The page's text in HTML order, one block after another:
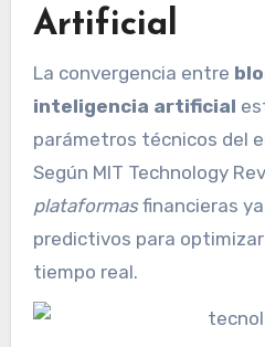
Artificial
La convergencia entre
inteligencia artificial
parámetros técnicos del
Según MIT Technology
plataformasfinancieras
predictivos para
tiempo real.